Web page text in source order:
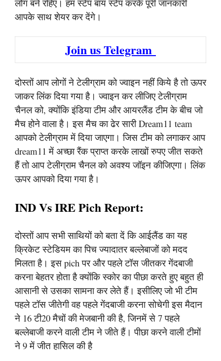
लोग बने रहिए। हम स्टेप बाय स्टेप करके पूरी जानकारी
आपके साथ शेयर कर देंगे।
Join us Telegram
दोस्तों आप लोगों ने टेलीग्राम को ज्वाइन नहीं किये है तो ऊपर
जाकर लिंक दिया गया है। ज्वाइन कर लीजिए टेलीग्राम
चैनल को, क्योंकि इंडिया टीम और आयरलैंड टीम के बीच जो
मैच होने वाला है। इस मैच का ढेर सारी Dream11 team
आपको टेलीग्राम में दिया जाएगा। जिस टीम को लगाकर आप
dream11 में अच्छा रैंक प्राप्त करके लाखों रुपए जीत सकते
हैं तो आप टेलीग्राम चैनल को अवश्य जॉइन कीजिएगा। लिंक
ऊपर आपको दिया गया है।
IND Vs IRE Pich Report:
दोस्तों आप सभी साथियों को बता दें कि आईलैंड का यह
क्रिकेट स्टेडियम का पिच ज्यादातर बल्लेबाजों को मदद
मिलता है। इस pich पर और पहले टॉस जीतकर गेंदबाजी
करना बेहतर होता है क्योंकि स्कोर का पीछा करते हुए बहुत ही
आसानी से उसका सामना कर लेते हैं। इसीलिए जो भी टीम
पहले टॉस जीतेगी वह पहले गेंदबाजी करना सोचेगी इस मैदान
ने 16 टी20 मैचों की मेजबानी की है, जिनमें से 7 पहले
बल्लेबाजी करने वाली टीम ने जीते हैं। पीछा करने वाली टीमों
ने 9 में जीत हासिल की है